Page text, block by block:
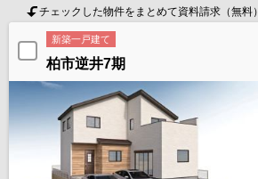
チェックした物件をまとめて資料請求（無料）
新築一戸建て
柏市逆井7期